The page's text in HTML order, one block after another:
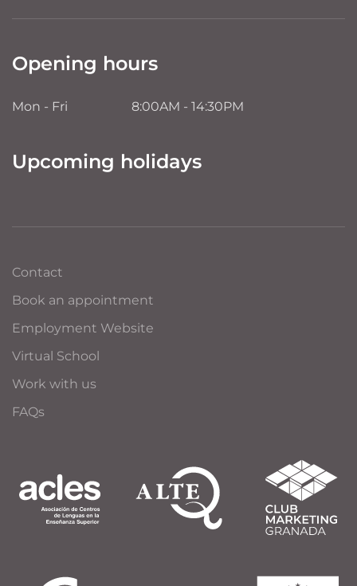
Opening hours
Mon - Fri 8:00AM - 14:30PM
Upcoming holidays
Contact
Book an appointment
Employment Website
Virtual School
Work with us
FAQs